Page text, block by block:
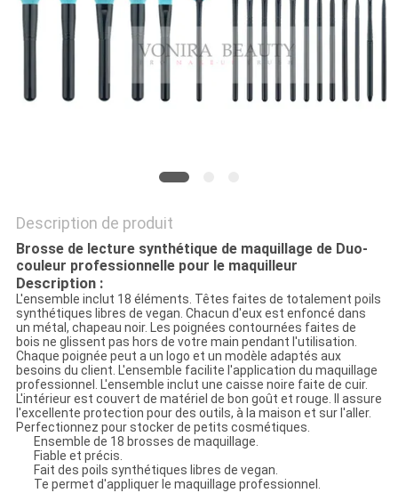
Description de produit
Brosse de lecture synthétique de maquillage de Duo-
couleur professionnelle pour le maquilleur
Description :
L'ensemble inclut 18 éléments. Têtes faites de totalement poils
synthétiques libres de vegan. Chacun d'eux est enfoncé dans
un métal, chapeau noir. Les poignées contournées faites de
bois ne glissent pas hors de votre main pendant l'utilisation.
Chaque poignée peut a un logo et un modèle adaptés aux
besoins du client. L'ensemble facilite l'application du maquillage
professionnel. L'ensemble inclut une caisse noire faite de cuir.
L'intérieur est couvert de matériel de bon goût et rouge. Il assure
l'excellente protection pour des outils, à la maison et sur l'aller.
Perfectionnez pour stocker de petits cosmétiques.
Ensemble de 18 brosses de maquillage.
Fiable et précis.
Fait des poils synthétiques libres de vegan.
Te permet d'appliquer le maquillage professionnel.